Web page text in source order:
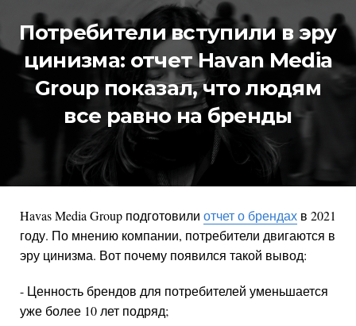
Потребители вступили в эру
цинизма: отчет Havan Media
Group показал, что людям
все равно на бренды
Havas Media Group подготовили отчет о брендах в 2021
году. По мнению компании, потребители двигаются в
эру цинизма. Вот почему появился такой вывод:
- Ценность брендов для потребителей уменьшается
уже более 10 лет подряд;